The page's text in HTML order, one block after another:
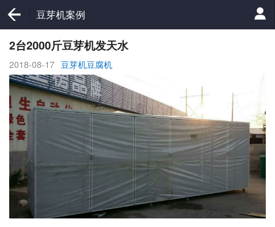
豆芽机案例
2台2000斤豆芽机发天水
2018-08-17 豆芽机豆腐机